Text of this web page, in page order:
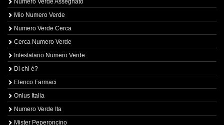
Numero Verde Assegnato
Mio Numero Verde
Numero Verde Cerca
Cerca Numero Verde
Intestatario Numero Verde
Di chi è?
Elenco Farmaci
Onlus Italia
Numero Verde Ita
Mister Peperoncino